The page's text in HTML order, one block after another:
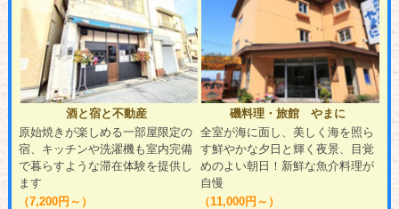
酒と宿と不動産
原始焼きが楽しめる一部屋限定の
宿、キッチンや洗濯機も室内完備
で暮らすような滞在体験を提供し
ます
（7,200円～）
磯料理・旅館 やまに
全室が海に面し、美しく海を照ら
す鮮やかな夕日と輝く夜景、目覚
めのよい朝日！新鮮な魚介料理が
自慢
（11,000円～）